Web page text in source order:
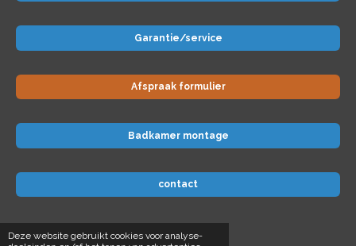
Deze website gebruikt cookies voor analyse-
Garantie/service
Afspraak formulier
Badkamer montage
contact